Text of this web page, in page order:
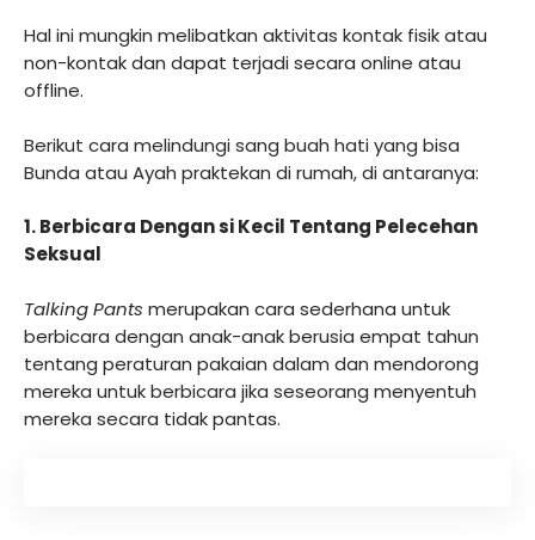
Hal ini mungkin melibatkan aktivitas kontak fisik atau
non-kontak dan dapat terjadi secara online atau
offline.
Berikut cara melindungi sang buah hati yang bisa
Bunda atau Ayah praktekan di rumah, di antaranya:
1. Berbicara Dengan si Kecil Tentang Pelecehan
Seksual
Talking Pants merupakan cara sederhana untuk
berbicara dengan anak-anak berusia empat tahun
tentang peraturan pakaian dalam dan mendorong
mereka untuk berbicara jika seseorang menyentuh
mereka secara tidak pantas.